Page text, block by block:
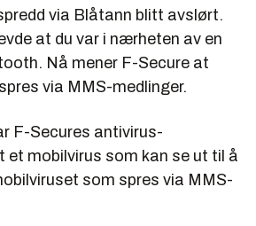
via Blåtann blitt avslørt.
at du var i nærheten av en
Nå mener F-Secure at
via MMS-medlinger.
F-Secures antivirus-
et mobilvirus som kan se ut til å
som spres via MMS-